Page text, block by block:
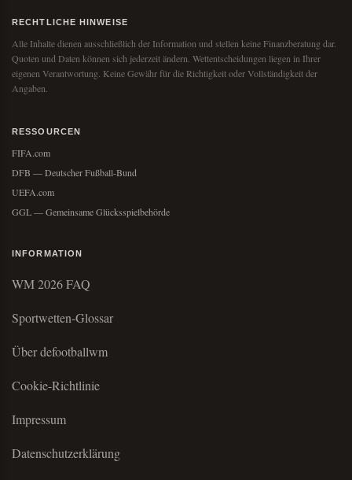
RECHTLICHE HINWEISE
Alle Inhalte dienen ausschließlich der Information und stellen keine Finanzberatung dar.
Quoten und Daten können sich jederzeit ändern. Wettentscheidungen liegen in Ihrer
eigenen Verantwortung. Keine Gewähr für die Richtigkeit oder Vollständigkeit der
Angaben.
RESSOURCEN
FIFA.com
DFB — Deutscher Fußball-Bund
UEFA.com
GGL — Gemeinsame Glücksspielbehörde
INFORMATION
WM 2026 FAQ
Sportwetten-Glossar
Über defootballwm
Cookie-Richtlinie
Impressum
Datenschutzerklärung